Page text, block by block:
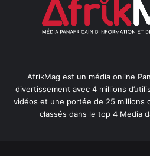
AfrikMag est un média online
divertissement avec 4 millions
vidéos et une portée de 25 millions
classés dans le top 4 Media